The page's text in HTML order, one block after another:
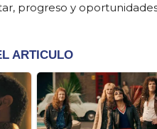
progreso y